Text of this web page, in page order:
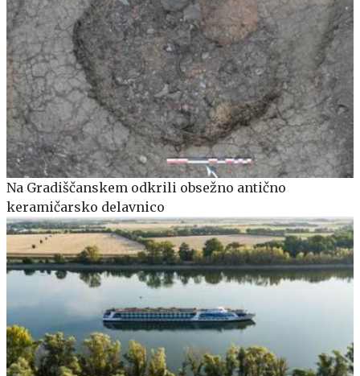
Na Gradiščanskem odkrili obsežno antično
keramičarsko delavnico